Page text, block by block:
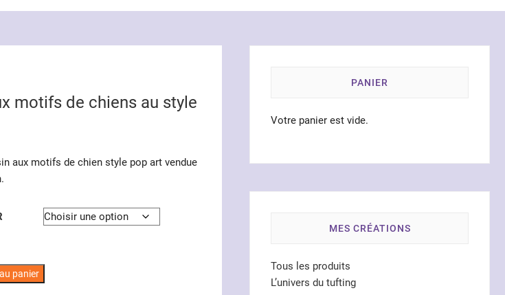
motifs de chiens au style
aux motifs de chien style pop art vendue
panier
PANIER
Votre panier est vide.
MES CRÉATIONS
Tous les produits
L’univers du tufting